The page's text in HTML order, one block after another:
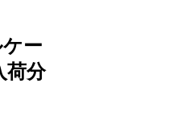
ー
荷分